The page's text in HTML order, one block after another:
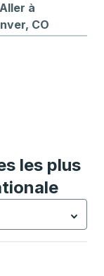
CO
Aller à
CO
de bus vers
les plus
La sélection est